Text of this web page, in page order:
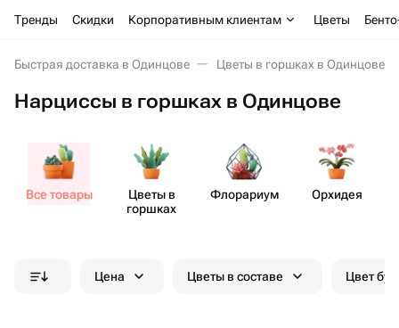
Тренды Скидки Корпоративным клиентам Цветы
Быстрая доставка в Одинцове Цветы в горшках в Одинцове
Нарциссы в горшках в Одинцове
Все товары
Цветы в
горшках
Флорариум Орхидея
Цена Цветы в составе Цвет